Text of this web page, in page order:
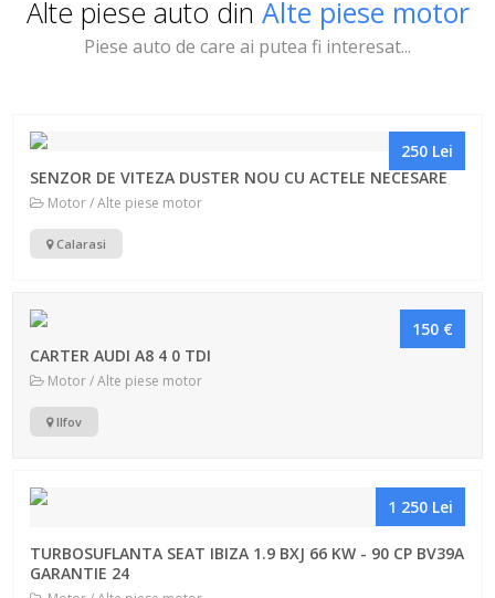
Alte piese auto din Alte piese motor
Piese auto de care ai putea fi interesat...
250 Lei
SENZOR DE VITEZA DUSTER NOU CU ACTELE NECESARE
Motor / Alte piese motor
Calarasi
150 €
CARTER AUDI A8 4 0 TDI
Motor / Alte piese motor
Ilfov
1 250 Lei
TURBOSUFLANTA SEAT IBIZA 1.9 BXJ 66 KW - 90 CP BV39A
GARANTIE 24